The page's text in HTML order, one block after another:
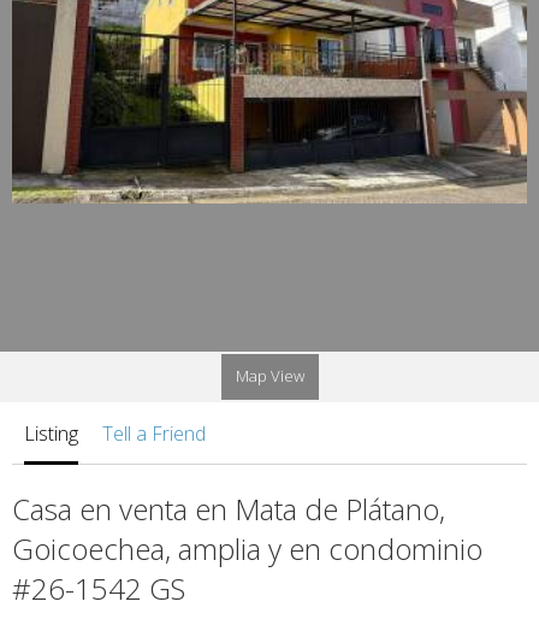
Map View
Listing Tell a Friend
Casa en venta en Mata de Plátano,
Goicoechea, amplia y en condominio
#26-1542 GS